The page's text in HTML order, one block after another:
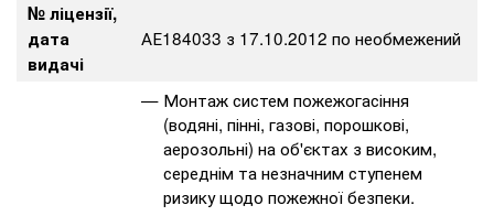
№ ліцензії,
дата
видачі
АЕ184033 з 17.10.2012 по необмежений
Монтаж систем пожежогасіння
(водяні, пінні, газові, порошкові,
аерозольні) на об'єктах з високим,
середнім та незначним ступенем
ризику щодо пожежної безпеки.